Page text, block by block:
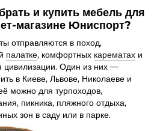
и купить мебель для
магазине Юниспорт?
отправляются в поход,
палатке, комфортных карематах и
цивилизации. Один из них —
в Киеве, Львове, Николаеве и
можно для турпоходов,
пикника, пляжного отдыха,
зон в саду или в парке.